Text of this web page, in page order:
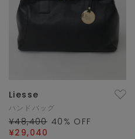
Liesse
ハンドバッグ
¥48,400 40 % OFF
¥29,040